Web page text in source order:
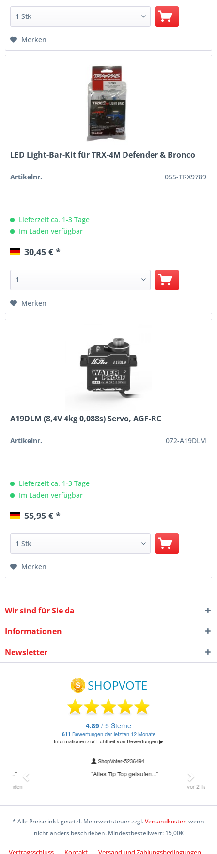
Merken
LED Light-Bar-Kit für TRX-4M Defender & Bronco
Artikelnr. 055-TRX9789
Lieferzeit ca. 1-3 Tage
Im Laden verfügbar
30,45 € *
Merken
A19DLM (8,4V 4kg 0,088s) Servo, AGF-RC
Artikelnr. 072-A19DLM
Lieferzeit ca. 1-3 Tage
Im Laden verfügbar
55,95 € *
Merken
Wir sind für Sie da
Informationen
Newsletter
* Alle Preise inkl. gesetzl. Mehrwertsteuer zzgl.Versandkosten wenn
nicht anders beschrieben. Mindestbestellwert: 15,00€
Vertragsschluss Kontakt Versand und Zahlungsbedingungen